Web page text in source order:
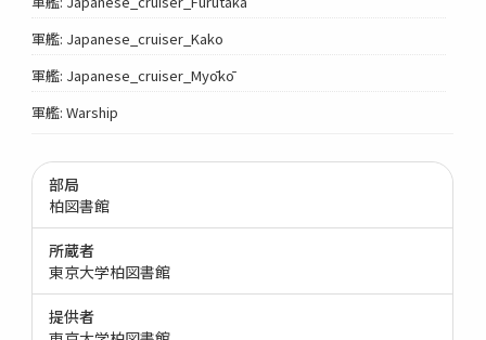
軍艦: Japanese_cruiser_Kako
軍艦: Japanese_cruiser_Myōkō
軍艦: Warship
部局
柏図書館
所蔵者
東京大学柏図書館
提供者